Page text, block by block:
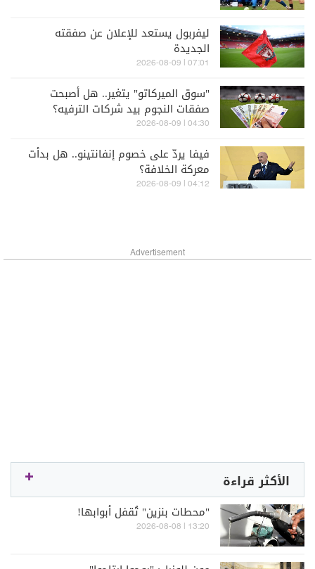
ليفربول يستعد للإعلان عن صفقته
الجديدة
07:01 | 2026-08-09
"سوق الميركاتو" يتغير.. هل أصبحت
صفقات النجوم بيد شركات الترفيه؟
04:30 | 2026-08-09
فيفا يردّ على خصوم إنفانتينو.. هل بدأت
معركة الخلافة؟
04:12 | 2026-08-09
Advertisement
الأكثر قراءة
"محطات بنزين" تُقفل أبوابها!
13:20 | 2026-08-08